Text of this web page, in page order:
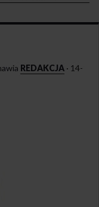
REDAKCJA · 14-